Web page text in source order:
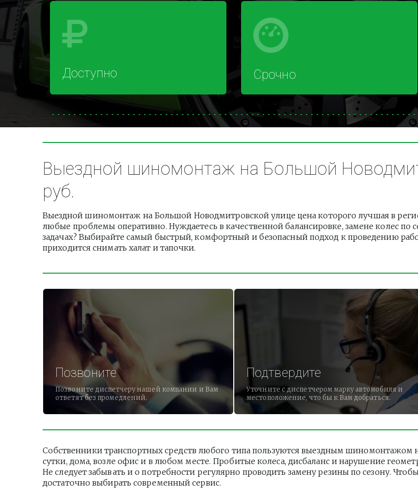
Доступно Срочно
Выездной шиномонтаж на Большой
руб.
Выездной шиномонтаж на Большой Новодмитровской улице цена которого лучшая в
любые проблемы оперативно. Нуждаетесь в качественной балансировке, замене колес по
задачах? Выбирайте самый быстрый, комфортный и безопасный подход к проведению
приходится снимать халат и тапочки.
Позвоните
Позвоните диспетчеру нашей компании и Вам
ответят без промедлений.
Подтвердите
Уточните с диспетчером марку автомобиля и
местоположение, что бы к Вам добраться.
Собственники транспортных средств любого типа пользуются выездным шиномонтажом
сутки, дома, возле офис и в любом месте. Пробитые колеса, дисбаланс и нарушение
Не следует забывать и о потребности регулярно проводить замену резины по сезону.
достаточно выбирать современный сервис.